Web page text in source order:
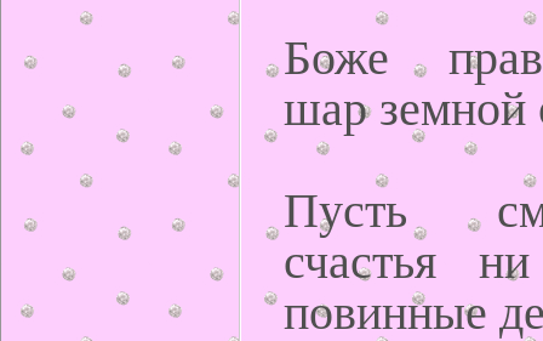
Боже
шар земной
Пусть
счастья
повинные